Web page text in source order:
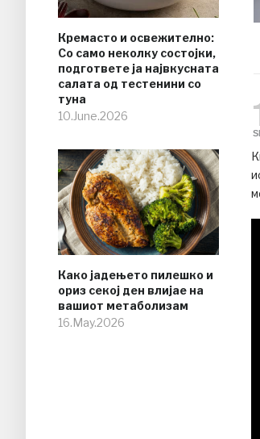
Кремасто и освежително:
Со само неколку состојки,
подгответе ја највкусната
салата од тестенини со
туна
10.June.2026
Како јадењето пилешко и
ориз секој ден влијае на
вашиот метаболизам
16.May.2026